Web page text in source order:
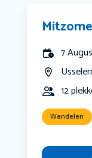
7
12
Wandelen